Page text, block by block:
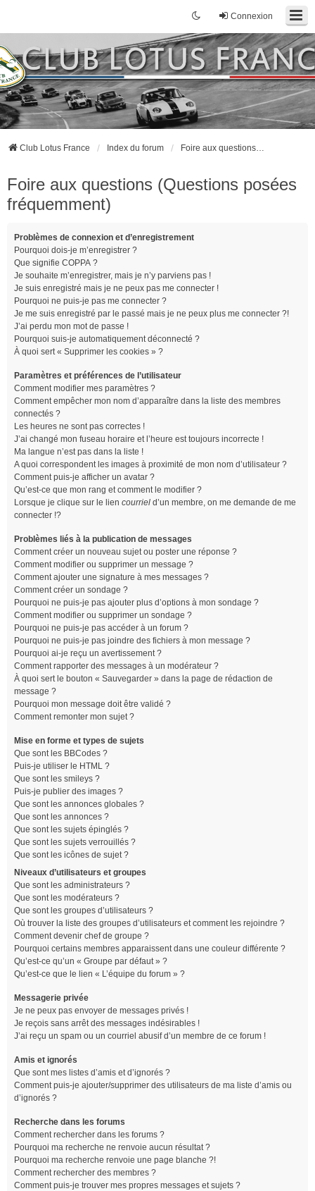
Connexion
Club Lotus France Index du forum Foire aux questions (Questions posées fréquemment)
Foire aux questions (Questions posées
fréquemment)
Problèmes de connexion et d’enregistrement
Pourquoi dois-je m’enregistrer ?
Que signifie COPPA ?
Je souhaite m’enregistrer, mais je n’y parviens pas !
Je suis enregistré mais je ne peux pas me connecter !
Pourquoi ne puis-je pas me connecter ?
Je me suis enregistré par le passé mais je ne peux plus me connecter ?!
J’ai perdu mon mot de passe !
Pourquoi suis-je automatiquement déconnecté ?
À quoi sert « Supprimer les cookies » ?
Paramètres et préférences de l’utilisateur
Comment modifier mes paramètres ?
Comment empêcher mon nom d’apparaître dans la liste des membres
connectés ?
Les heures ne sont pas correctes !
J’ai changé mon fuseau horaire et l’heure est toujours incorrecte !
Ma langue n’est pas dans la liste !
A quoi correspondent les images à proximité de mon nom d’utilisateur ?
Comment puis-je afficher un avatar ?
Qu’est-ce que mon rang et comment le modifier ?
Lorsque je clique sur le lien courriel d’un membre, on me demande de me
connecter !?
Problèmes liés à la publication de messages
Comment créer un nouveau sujet ou poster une réponse ?
Comment modifier ou supprimer un message ?
Comment ajouter une signature à mes messages ?
Comment créer un sondage ?
Pourquoi ne puis-je pas ajouter plus d’options à mon sondage ?
Comment modifier ou supprimer un sondage ?
Pourquoi ne puis-je pas accéder à un forum ?
Pourquoi ne puis-je pas joindre des fichiers à mon message ?
Pourquoi ai-je reçu un avertissement ?
Comment rapporter des messages à un modérateur ?
À quoi sert le bouton « Sauvegarder » dans la page de rédaction de
message ?
Pourquoi mon message doit être validé ?
Comment remonter mon sujet ?
Mise en forme et types de sujets
Que sont les BBCodes ?
Puis-je utiliser le HTML ?
Que sont les smileys ?
Puis-je publier des images ?
Que sont les annonces globales ?
Que sont les annonces ?
Que sont les sujets épinglés ?
Que sont les sujets verrouillés ?
Que sont les icônes de sujet ?
Niveaux d’utilisateurs et groupes
Que sont les administrateurs ?
Que sont les modérateurs ?
Que sont les groupes d’utilisateurs ?
Où trouver la liste des groupes d’utilisateurs et comment les rejoindre ?
Comment devenir chef de groupe ?
Pourquoi certains membres apparaissent dans une couleur différente ?
Qu’est-ce qu’un « Groupe par défaut » ?
Qu’est-ce que le lien « L’équipe du forum » ?
Messagerie privée
Je ne peux pas envoyer de messages privés !
Je reçois sans arrêt des messages indésirables !
J’ai reçu un spam ou un courriel abusif d’un membre de ce forum !
Amis et ignorés
Que sont mes listes d’amis et d’ignorés ?
Comment puis-je ajouter/supprimer des utilisateurs de ma liste d’amis ou
d’ignorés ?
Recherche dans les forums
Comment rechercher dans les forums ?
Pourquoi ma recherche ne renvoie aucun résultat ?
Pourquoi ma recherche renvoie une page blanche ?!
Comment rechercher des membres ?
Comment puis-je trouver mes propres messages et sujets ?